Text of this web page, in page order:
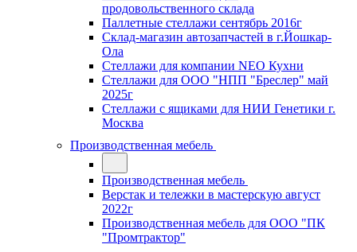
продовольственного склада
Паллетные стеллажи сентябрь 2016г
Склад-магазин автозапчастей в г.Йошкар-
Ола
Стеллажи для компании NEO Кухни
Стеллажи для ООО "НПП "Бреслер" май
2025г
Стеллажи с ящиками для НИИ Генетики г.
Москва
Производственная мебель
Производственная мебель
Верстак и тележки в мастерскую август
2022г
Производственная мебель для ООО "ПК
"Промтрактор"